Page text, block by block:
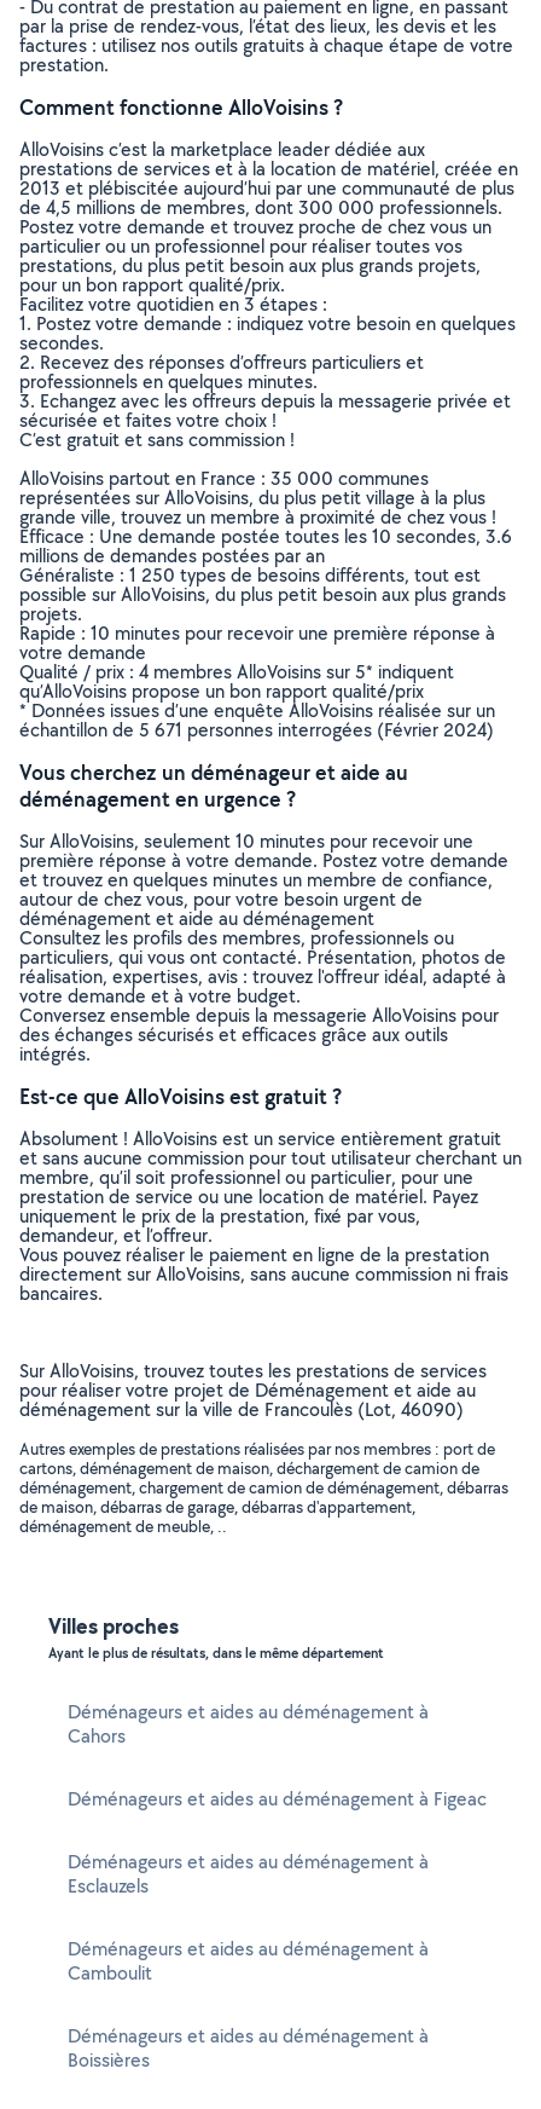
- Du contrat de prestation au paiement en ligne, en passant
par la prise de rendez-vous, l’état des lieux, les devis et les
factures : utilisez nos outils gratuits à chaque étape de votre
prestation.
Comment fonctionne AlloVoisins ?
AlloVoisins c’est la marketplace leader dédiée aux
prestations de services et à la location de matériel, créée en
2013 et plébiscitée aujourd’hui par une communauté de plus
de 4,5 millions de membres, dont 300 000 professionnels.
Postez votre demande et trouvez proche de chez vous un
particulier ou un professionnel pour réaliser toutes vos
prestations, du plus petit besoin aux plus grands projets,
pour un bon rapport qualité/prix.
Facilitez votre quotidien en 3 étapes :
1. Postez votre demande : indiquez votre besoin en quelques
secondes.
2. Recevez des réponses d’offreurs particuliers et
professionnels en quelques minutes.
3. Echangez avec les offreurs depuis la messagerie privée et
sécurisée et faites votre choix !
C’est gratuit et sans commission !
AlloVoisins partout en France : 35 000 communes
représentées sur AlloVoisins, du plus petit village à la plus
grande ville, trouvez un membre à proximité de chez vous !
Efficace : Une demande postée toutes les 10 secondes, 3.6
millions de demandes postées par an
Généraliste : 1 250 types de besoins différents, tout est
possible sur AlloVoisins, du plus petit besoin aux plus grands
projets.
Rapide : 10 minutes pour recevoir une première réponse à
votre demande
Qualité / prix : 4 membres AlloVoisins sur 5* indiquent
qu’AlloVoisins propose un bon rapport qualité/prix
* Données issues d’une enquête AlloVoisins réalisée sur un
échantillon de 5 671 personnes interrogées (Février 2024)
Vous cherchez un déménageur et aide au
déménagement en urgence ?
Sur AlloVoisins, seulement 10 minutes pour recevoir une
première réponse à votre demande. Postez votre demande
et trouvez en quelques minutes un membre de confiance,
autour de chez vous, pour votre besoin urgent de
déménagement et aide au déménagement
Consultez les profils des membres, professionnels ou
particuliers, qui vous ont contacté. Présentation, photos de
réalisation, expertises, avis : trouvez l'offreur idéal, adapté à
votre demande et à votre budget.
Conversez ensemble depuis la messagerie AlloVoisins pour
des échanges sécurisés et efficaces grâce aux outils
intégrés.
Est-ce que AlloVoisins est gratuit ?
Absolument ! AlloVoisins est un service entièrement gratuit
et sans aucune commission pour tout utilisateur cherchant un
membre, qu’il soit professionnel ou particulier, pour une
prestation de service ou une location de matériel. Payez
uniquement le prix de la prestation, fixé par vous,
demandeur, et l’offreur.
Vous pouvez réaliser le paiement en ligne de la prestation
directement sur AlloVoisins, sans aucune commission ni frais
bancaires.
Sur AlloVoisins, trouvez toutes les prestations de services
pour réaliser votre projet de Déménagement et aide au
déménagement sur la ville de Francoulès (Lot, 46090)
Autres exemples de prestations réalisées par nos membres : port de
cartons, déménagement de maison, déchargement de camion de
déménagement, chargement de camion de déménagement, débarras
de maison, débarras de garage, débarras d'appartement,
déménagement de meuble, ..
Villes proches
Ayant le plus de résultats, dans le même département
Déménageurs et aides au déménagement à
Cahors
Déménageurs et aides au déménagement à Figeac
Déménageurs et aides au déménagement à
Esclauzels
Déménageurs et aides au déménagement à
Camboulit
Déménageurs et aides au déménagement à
Boissières